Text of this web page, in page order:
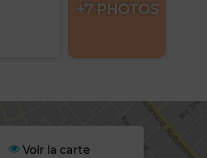
+7 PHOTOS
Voir la carte